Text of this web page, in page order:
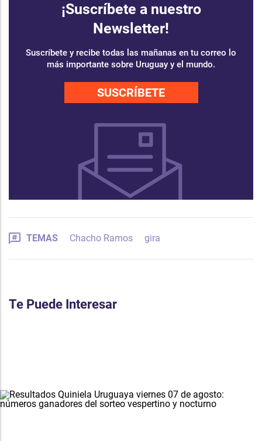
¡Suscríbete a nuestro
Newsletter!
Suscríbete y recibe todas las mañanas en tu correo lo
más importante sobre Uruguay y el mundo.
SUSCRÍBETE
TEMAS Chacho Ramos gira
Te Puede Interesar